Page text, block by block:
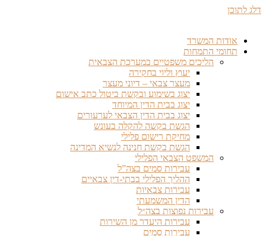
דלג לתוכן
אודות המשרד
תחומי התמחות
הליכים משפטיים במערכת הצבאית
יעוץ וליוי בחקירה
מעצר צבאי – דיוני מעצר
יצוג בשימוע ובקשת ביטול כתב אישום
יצוג בבית הדין המיוחד
יצוג בבית הדין הצבאי לערעורים
הגשת בקשה להקלה בעונש
מחיקת רישום פלילי
הגשת בקשת חנינה לנשיא המדינה
המשפט הצבאי הפלילי
עבירות סמים בצה”ל
ההליך הפלילי בבתי-דין צבאיים
עבירות צבאיות
הדין המשמעתי
עבירות נפוצות בצה״ל
עבירות היעדר מן השירות
עבירות סמים